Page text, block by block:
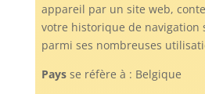
appareil par un site web,
votre historique de navigation
parmi ses nombreuses
Paysse réfère à : Belgique